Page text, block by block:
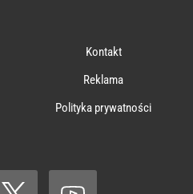
Kontakt
Reklama
Polityka prywatności